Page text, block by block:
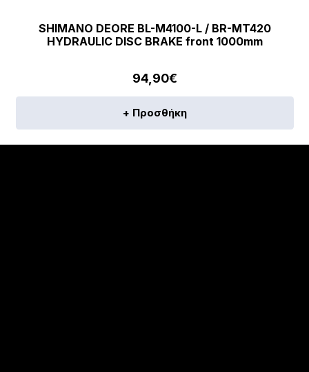
SHIMANO DEORE BL-M4100-L / BR-MT420
HYDRAULIC DISC BRAKE front 1000mm
94,90€
+ Προσθήκη